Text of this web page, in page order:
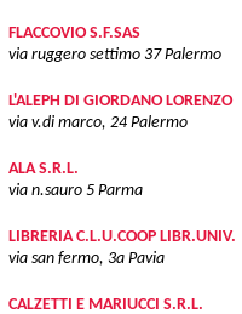
FLACCOVIO S.F.SAS
via ruggero settimo 37 Palermo
L'ALEPH DI GIORDANO LORENZO
via v.di marco, 24 Palermo
ALA S.R.L.
via n.sauro 5 Parma
LIBRERIA C.L.U.COOP LIBR.UNIV.
via san fermo, 3a Pavia
CALZETTI E MARIUCCI S.R.L.